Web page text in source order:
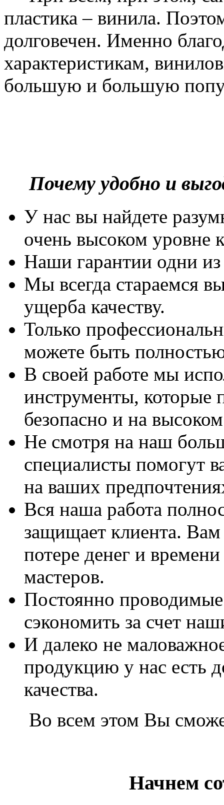
пластика – винила.
долговечен. Именно
характеристикам,
большую и большую
Почему удобно и
У нас вы найдете
очень высоком уровне
Наши гарантии одни
Мы всегда стараемся
ущерба качеству.
Только
можете быть
В своей работе мы
инструменты, которые
безопасно и на
Не смотря на наш
специалисты помогут
на ваших
Вся наша работа
защищает клиента. Вам
потере денег и
мастеров.
Постоянно
сэкономить за счет
И далеко не
продукцию у нас есть
качества.
Во всем этом Вы
Начнем